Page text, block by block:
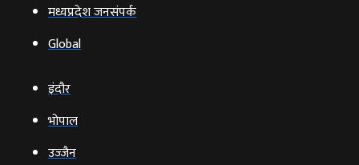
मध्यप्रदेश जनसंपर्क
Global
इंदौर
भोपाल
उज्‍जैन